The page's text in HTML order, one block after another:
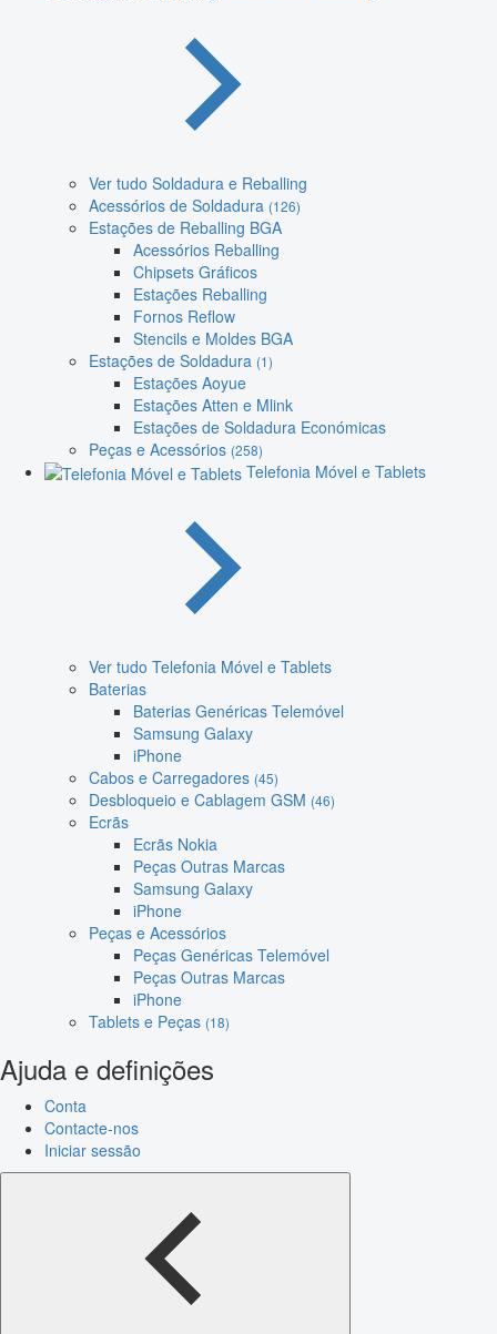
Ver tudo Soldadura e Reballing
Acessórios de Soldadura (126)
Estações de Reballing BGA
Acessórios Reballing
Chipsets Gráficos
Estações Reballing
Fornos Reflow
Stencils e Moldes BGA
Estações de Soldadura (1)
Estações Aoyue
Estações Atten e Mlink
Estações de Soldadura Económicas
Peças e Acessórios (258)
Telefonia Móvel e Tablets
Ver tudo Telefonia Móvel e Tablets
Baterias
Baterias Genéricas Telemóvel
Samsung Galaxy
iPhone
Cabos e Carregadores (45)
Desbloqueio e Cablagem GSM (46)
Ecrãs
Ecrãs Nokia
Peças Outras Marcas
Samsung Galaxy
iPhone
Peças e Acessórios
Peças Genéricas Telemóvel
Peças Outras Marcas
iPhone
Tablets e Peças (18)
Ajuda e definições
Conta
Contacte-nos
Iniciar sessão